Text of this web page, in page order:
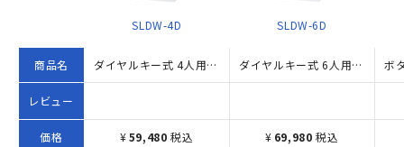
商品名
レビュー
価格
SLDW-4D
ダイヤルキー式 4人用スチールロッカー（W900×D515×H1790）
¥59,480 税込
SLDW-6D
ダイヤルキー式 6人用スチールロッカー W900×D515×H1790 ホワイト
¥ 69,980 税込